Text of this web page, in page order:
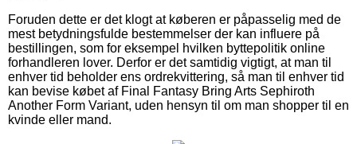
Foruden dette er det klogt at køberen er påpasselig med de
mest betydningsfulde bestemmelser der kan influere på
bestillingen, som for eksempel hvilken byttepolitik online
forhandleren lover. Derfor er det samtidig vigtigt, at man til
enhver tid beholder ens ordrekvittering, så man til enhver tid
kan bevise købet af Final Fantasy Bring Arts Sephiroth
Another Form Variant, uden hensyn til om man shopper til en
kvinde eller mand.